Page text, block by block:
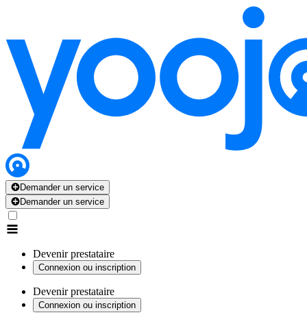
Demander un service
Demander un service
Devenir prestataire
Connexion ou inscription
Devenir prestataire
Connexion ou inscription